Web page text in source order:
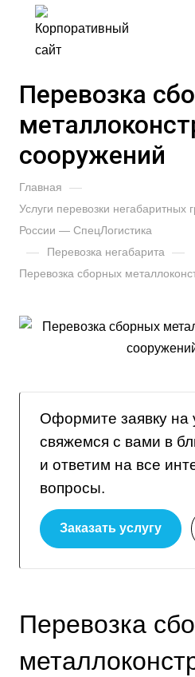
Перевозка
сооружений
Главная —
Услуги перевозки негабаритных
России — СпецЛогистика
— Перевозка негабарита —
Перевозка сборных
Оформите заявку на
свяжемся с вами в
и ответим на все
вопросы.
Заказать услугу
Перевозка